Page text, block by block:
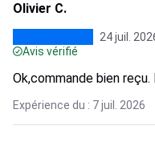
Olivier C.
24 juil.
Avis vérifié
Ok,commande bien
Expérience du : 7 juil. 2026